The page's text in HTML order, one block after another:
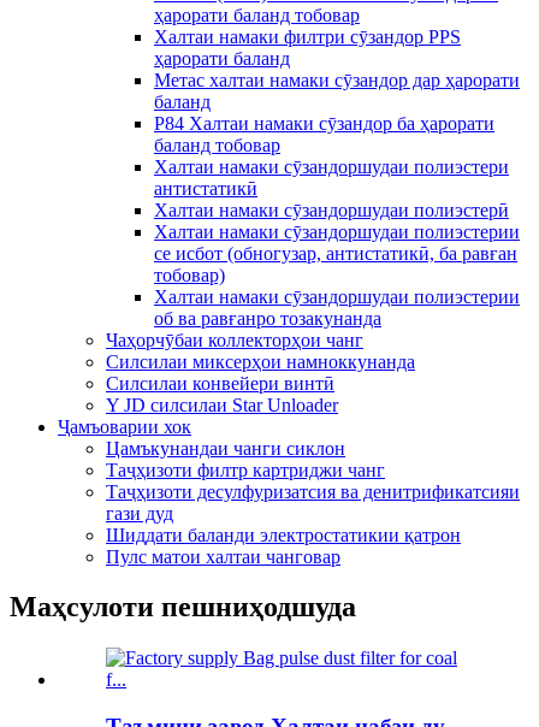
ҳарорати баланд тобовар
Халтаи намаки филтри сӯзандор PPS
ҳарорати баланд
Метас халтаи намаки сӯзандор дар ҳарорати
баланд
P84 Халтаи намаки сӯзандор ба ҳарорати
баланд тобовар
Халтаи намаки сӯзандоршудаи полиэстери
антистатикӣ
Халтаи намаки сӯзандоршудаи полиэстерӣ
Халтаи намаки сӯзандоршудаи полиэстерии
се исбот (обногузар, антистатикӣ, ба равған
тобовар)
Халтаи намаки сӯзандоршудаи полиэстерии
об ва равғанро тозакунанда
Чаҳорчӯбаи коллекторҳои чанг
Силсилаи миксерҳои намноккунанда
Силсилаи конвейери винтӣ
Y JD силсилаи Star Unloader
Ҷамъоварии хок
Цамъкунандаи чанги сиклон
Таҷҳизоти филтр картриджи чанг
Таҷҳизоти десулфуризатсия ва денитрификатсияи
гази дуд
Шиддати баланди электростатикии қатрон
Пулс матои халтаи чанговар
Маҳсулоти пешниҳодшуда